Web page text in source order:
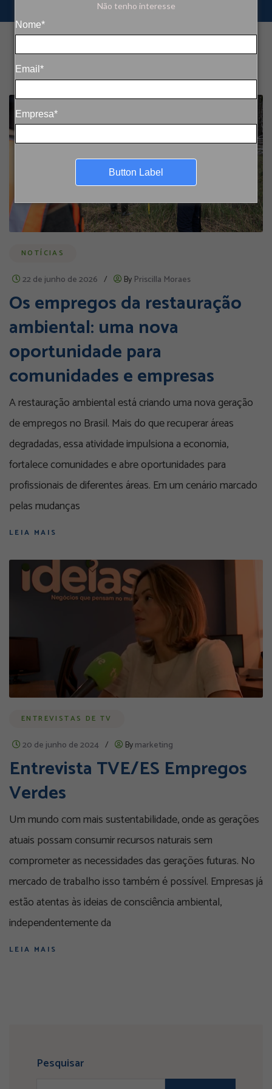
Não tenho interesse
Nome*
Email*
Empresa*
Button Label
NOTÍCIAS
22 de junho de 2026 / By Priscilla Moraes
Os empregos da restauração
ambiental: uma nova
oportunidade para
comunidades e empresas
A restauração ambiental está criando uma nova geração
de empregos no Brasil. Mais do que recuperar áreas
degradadas, essa atividade impulsiona a economia,
fortalece comunidades e abre oportunidades para
profissionais de diferentes áreas. Em um cenário marcado
pelas mudanças
LEIA MAIS
ENTREVISTAS DE TV
20 de junho de 2024 / Bymarketing
Entrevista TVE/ES Empregos
Verdes
Um mundo com mais sustentabilidade, onde as gerações
atuais possam consumir recursos naturais sem
comprometer as necessidades das gerações futuras. No
mercado de trabalho isso também é possível. Empresas já
estão atentas às ideias de consciência ambiental,
independentemente da
LEIA MAIS
Pesquisar